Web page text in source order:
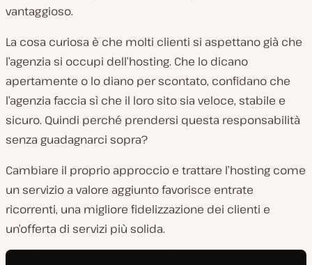
vantaggioso.
La cosa curiosa è che molti clienti si aspettano già che
l’agenzia si occupi dell’hosting. Che lo dicano
apertamente o lo diano per scontato, confidano che
l’agenzia faccia sì che il loro sito sia veloce, stabile e
sicuro. Quindi perché prendersi questa responsabilità
senza guadagnarci sopra?
Cambiare il proprio approccio e trattare l’hosting come
un servizio a valore aggiunto favorisce entrate
ricorrenti, una migliore fidelizzazione dei clienti e
un’offerta di servizi più solida.